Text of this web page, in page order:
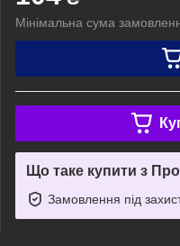
Мінімальна сума
Що таке купити з
Замовлення під